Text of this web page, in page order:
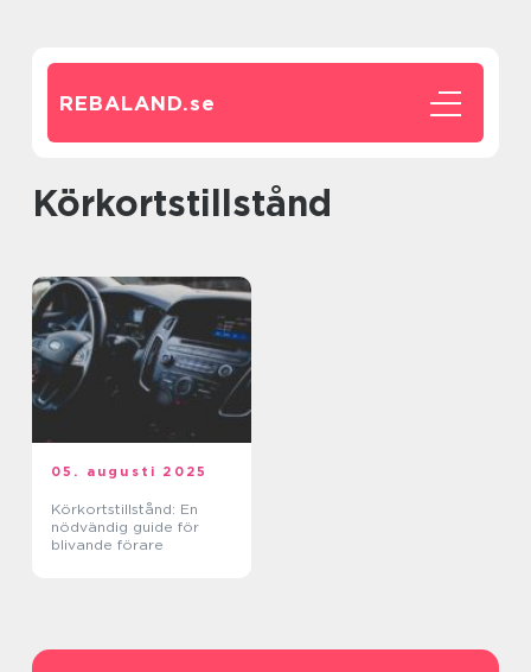
REBALAND.se
körkortstillstånd
05. augusti 2025
Körkortstillstånd: En
nödvändig guide för
blivande förare